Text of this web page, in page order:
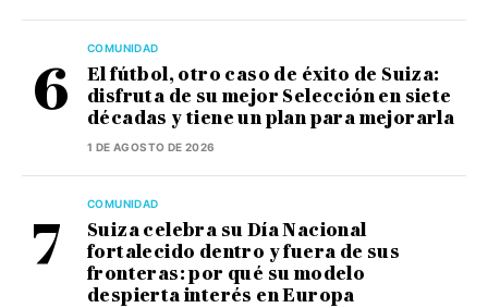
COMUNIDAD
El fútbol, otro caso de éxito de Suiza:
disfruta de su mejor Selección en siete
décadas y tiene un plan para mejorarla
1 DE AGOSTO DE 2026
COMUNIDAD
Suiza celebra su Día Nacional
fortalecido dentro y fuera de sus
fronteras: por qué su modelo
despierta interés en Europa